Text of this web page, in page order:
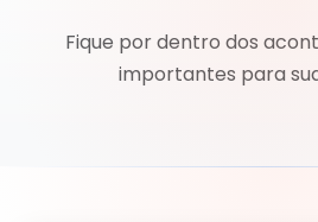
Fique por dentro dos
importantes para